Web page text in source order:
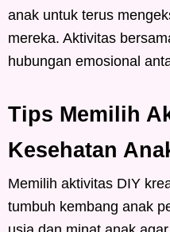
anak untuk terus
mereka. Aktivitas
hubungan emosional
Tips Memilih
Kesehatan
Memilih aktivitas DIY
tumbuh kembang anak